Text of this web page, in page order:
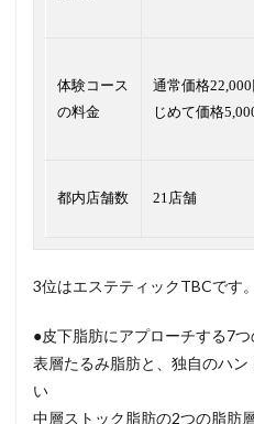
体験コース
の料金
通常価格
じめて価格
都内店舗数 21店舗
3位はエステティックTBCです。
●皮下脂肪にアプローチする7
表層たるみ脂肪と、独自のハン
い
中層ストック脂肪の2つの脂肪